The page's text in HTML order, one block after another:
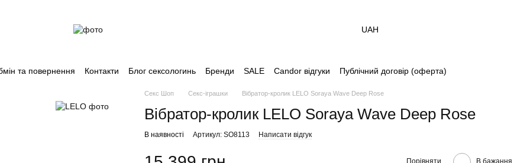
UAH
та повернення Контакти Блог сексологинь Бренди SALE Candor відгуки Публічний договір (оферта)
Секс Шоп Секс-іграшки Вібратор-кролик LELO Soraya Wave Deep Rose
Вібратор-кролик LELO Soraya Wave Deep Rose
В наявності Артикул: SO8113 Написати відгук
Порівняти В бажання